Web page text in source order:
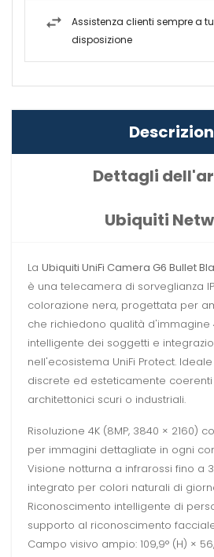
Assistenza clienti sempre a
disposizione
Dettagli
Ubiquiti
La Ubiquiti UniFi Camera G6 Bullet
è una telecamera di sorveglianza
colorazione nera, progettata per
che richiedono qualità d'immagine
intelligente dei soggetti e
nell'ecosistema UniFi Protect.
discrete ed esteticamente
architettonici scuri o industriali.
Risoluzione 4K (8MP, 3840 × 2160)
per immagini dettagliate in ogni
Visione notturna a infrarossi fino a
integrato per colori naturali di
Riconoscimento intelligente di
supporto al riconoscimento
Campo visivo ampio: 109,9° (H) ×